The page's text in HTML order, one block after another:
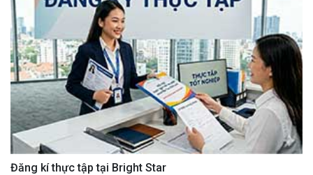
Đăng kí thực tập tại Bright Star